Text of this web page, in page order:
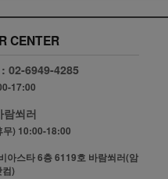
CENTER
:02-6949-4285
17:00
람쐬러
무) 10:00-18:00
아스타 6층 6119호 바람쐬러(암
컴)